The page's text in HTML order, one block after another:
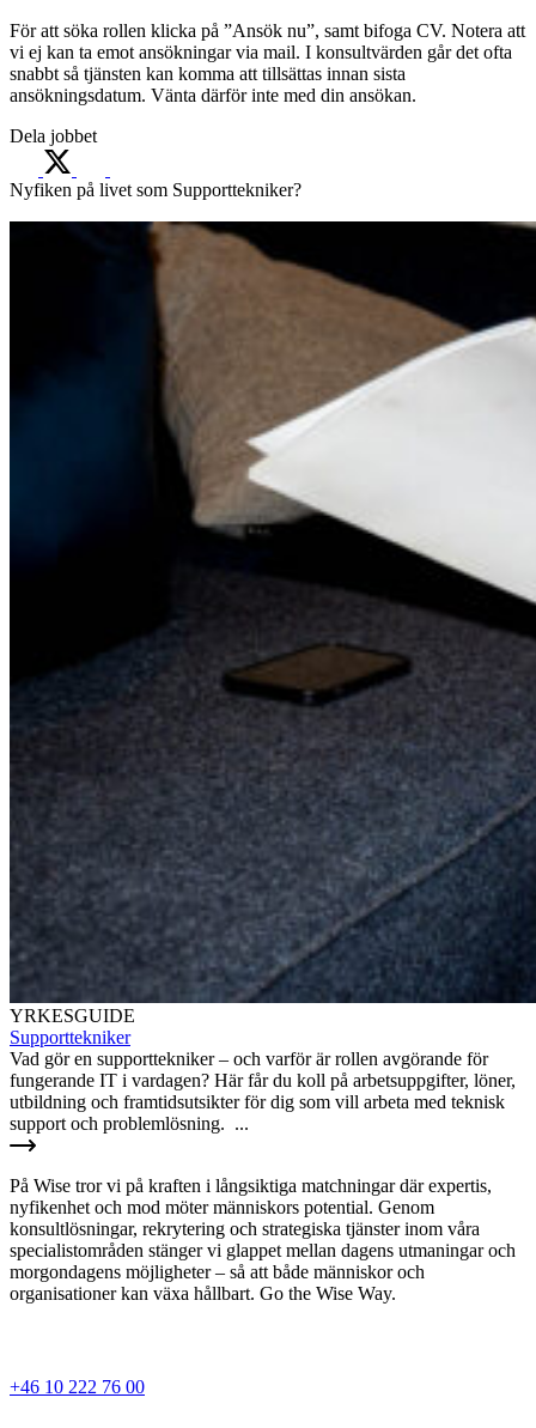
För att söka rollen klicka på ”Ansök nu”, samt bifoga CV. Notera att
vi ej kan ta emot ansökningar via mail. I konsultvärden går det ofta
snabbt så tjänsten kan komma att tillsättas innan sista
ansökningsdatum. Vänta därför inte med din ansökan.
Dela jobbet
Nyfiken på livet som Supporttekniker?
YRKESGUIDE
Supporttekniker
Vad gör en supporttekniker – och varför är rollen avgörande för
fungerande IT i vardagen? Här får du koll på arbetsuppgifter, löner,
utbildning och framtidsutsikter för dig som vill arbeta med teknisk
support och problemlösning. ...
På Wise tror vi på kraften i långsiktiga matchningar där expertis,
nyfikenhet och mod möter människors potential. Genom
konsultlösningar, rekrytering och strategiska tjänster inom våra
specialistområden stänger vi glappet mellan dagens utmaningar och
morgondagens möjligheter – så att både människor och
organisationer kan växa hållbart. Go the Wise Way.
+46 10 222 76 00